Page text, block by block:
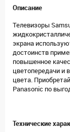
Описание
Телевизоры
экрана
достоинств
повышенное
цветопередачи и
цвета.
Panasonic по
Технические